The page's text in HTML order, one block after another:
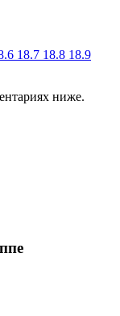
18.7 18.8 18.9
ниже.